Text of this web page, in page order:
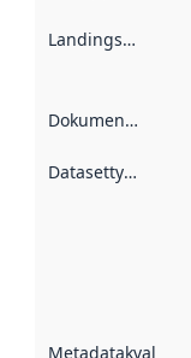
Landingsside
Dokumentasjon
Datasettype
Metadatakvalitet